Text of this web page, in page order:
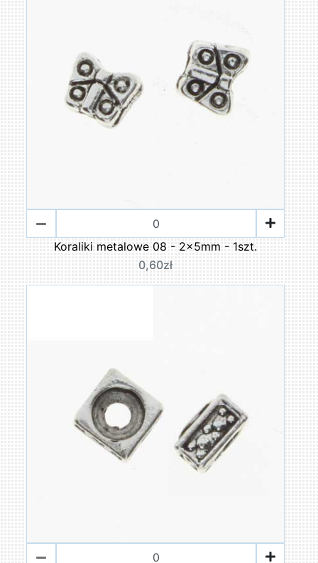
Koraliki metalowe 08 - 2x5mm - 1szt.
0,60zł